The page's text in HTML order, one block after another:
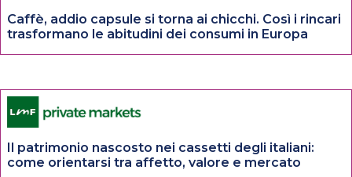
Caffè, addio capsule si torna ai chicchi. Così i rincari
trasformano le abitudini dei consumi in Europa
Il patrimonio nascosto nei cassetti degli italiani:
come orientarsi tra affetto, valore e mercato